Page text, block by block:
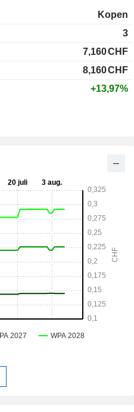
Kopen
3
7,160CHF
8,160CHF
+13,97%